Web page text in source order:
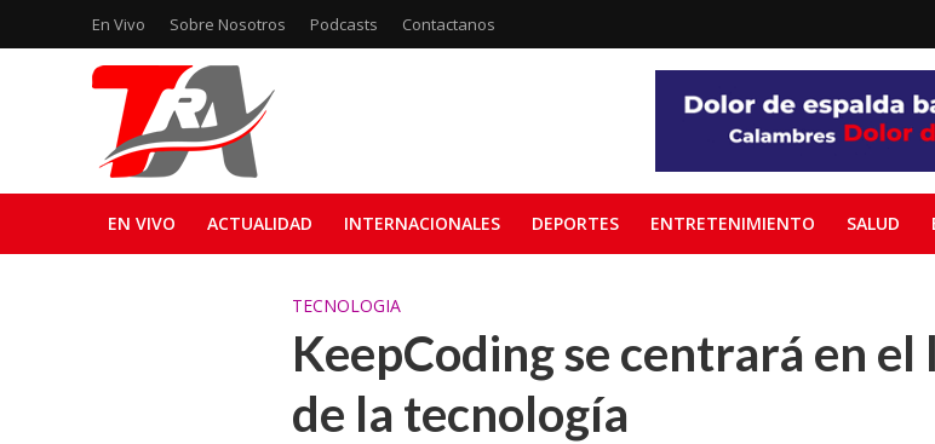
En Vivo Sobre Nosotros Podcasts Contactanos
EN VIVO ACTUALIDAD INTERNACIONALES DEPORTES ENTRETENIMIENTO SALUD
TECNOLOGIA
KeepCoding se centrará en
de la tecnología